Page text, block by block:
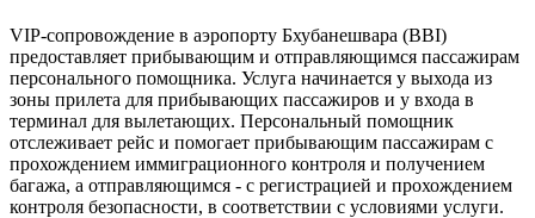
VIP-сопровождение в аэропорту Бхубанешвара (BBI)
предоставляет прибывающим и отправляющимся пассажирам
персонального помощника. Услуга начинается у выхода из
зоны прилета для прибывающих пассажиров и у входа в
терминал для вылетающих. Персональный помощник
отслеживает рейс и помогает прибывающим пассажирам с
прохождением иммиграционного контроля и получением
багажа, а отправляющимся - с регистрацией и прохождением
контроля безопасности, в соответствии с условиями услуги.